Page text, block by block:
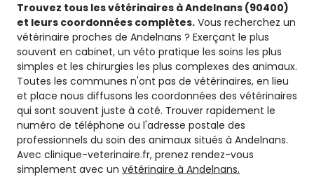
Trouvez tous les vétérinaires à Andelnans (90400)
et leurs coordonnées complètes. Vous recherchez un
vétérinaire proches de Andelnans ? Exerçant le plus
souvent en cabinet, un véto pratique les soins les plus
simples et les chirurgies les plus complexes des animaux.
Toutes les communes n'ont pas de vétérinaires, en lieu
et place nous diffusons les coordonnées des vétérinaires
qui sont souvent juste à coté. Trouver rapidement le
numéro de téléphone ou l'adresse postale des
professionnels du soin des animaux situés à Andelnans.
Avec clinique-veterinaire.fr, prenez rendez-vous
simplement avec un vétérinaire à Andelnans.